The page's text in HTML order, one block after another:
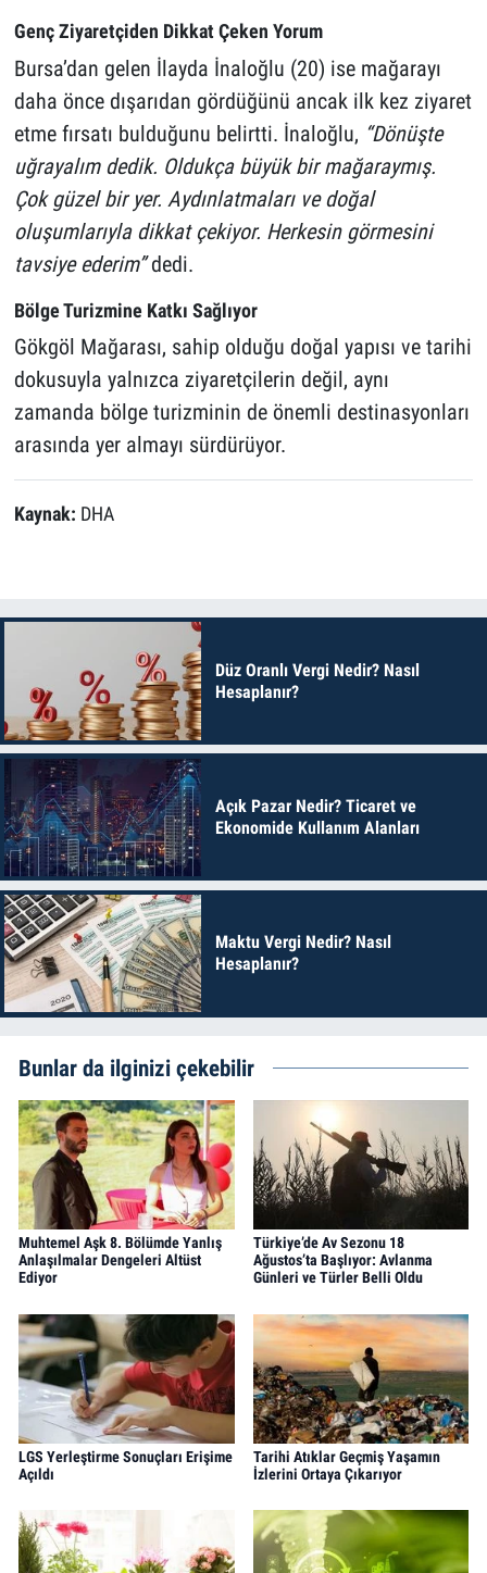
Genç Ziyaretçiden Dikkat Çeken Yorum
Bursa’dan gelen İlayda İnaloğlu (20) ise mağarayı
daha önce dışarıdan gördüğünü ancak ilk kez ziyaret
etme fırsatı bulduğunu belirtti. İnaloğlu, “Dönüşte
uğrayalım dedik. Oldukça büyük bir mağaraymış.
Çok güzel bir yer. Aydınlatmaları ve doğal
oluşumlarıyla dikkat çekiyor. Herkesin görmesini
tavsiye ederim”dedi.
Bölge Turizmine Katkı Sağlıyor
Gökgöl Mağarası, sahip olduğu doğal yapısı ve tarihi
dokusuyla yalnızca ziyaretçilerin değil, aynı
zamanda bölge turizminin de önemli destinasyonları
arasında yer almayı sürdürüyor.
Kaynak: DHA
Düz Oranlı Vergi Nedir? Nasıl
Hesaplanır?
Açık Pazar Nedir? Ticaret ve
Ekonomide Kullanım Alanları
Maktu Vergi Nedir? Nasıl
Hesaplanır?
Bunlar da ilginizi çekebilir
Muhtemel Aşk 8. Bölümde Yanlış
Anlaşılmalar Dengeleri Altüst
Ediyor
Türkiye’de Av Sezonu 18
Ağustos’ta Başlıyor: Avlanma
Günleri ve Türler Belli Oldu
LGS Yerleştirme Sonuçları Erişime
Açıldı
Tarihi Atıklar Geçmiş Yaşamın
İzlerini Ortaya Çıkarıyor